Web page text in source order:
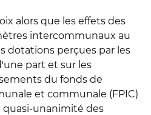
alors que les effets des
intercommunaux au
dotations perçues par les
part et sur les
du fonds de
et communale (FPIC)
quasi-unanimité des